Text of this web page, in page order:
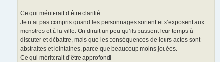
Ce qui mériterait d’être clarifié
Je n’ai pas compris quand les personnages sortent et s’exposent aux
monstres et à la ville. On dirait un peu qu’ils passent leur temps à
discuter et débattre, mais que les conséquences de leurs actes sont
abstraites et lointaines, parce que beaucoup moins jouées.
Ce qui mériterait d’être approfondi